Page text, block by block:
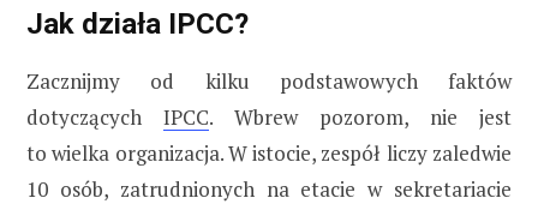
Jak działa IPCC?
Zacznijmy od kilku podstawowych faktów
dotyczących IPCC. Wbrew pozorom, nie jest
to wielka organizacja. W istocie, zespół liczy zaledwie
10 osób, zatrudnionych na etacie w sekretariacie